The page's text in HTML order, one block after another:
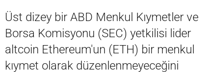
Contact / İletişim
Üst dizey bir ABD Menkul Kıymetler ve
Borsa Komisyonu (SEC) yetkilisi lider
altcoin Ethereum'un (ETH) bir menkul
kıymet olarak düzenlenmeyeceğini